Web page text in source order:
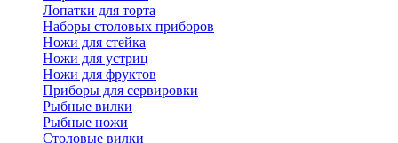
Лопатки для торта
Наборы столовых приборов
Ножи для стейка
Ножи для устриц
Ножи для фруктов
Приборы для сервировки
Рыбные вилки
Рыбные ножи
Столовые вилки